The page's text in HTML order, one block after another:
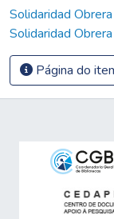
Solidaridad Obrera
Solidaridad Obrera
Página do